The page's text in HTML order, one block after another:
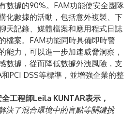
數據的90%。FAM功能使安全團隊
化數據的活動，包括意外複製、下
天記錄、媒體檔案和應用程式日誌
檔案。FAM功能同時具備即時警
能力，可以進一步加速威脅洞察，
數據，從而降低數據外洩風險，支
和PCI DSS等標準，並增強企業的整
工程師Leila KUNTAR表示，
決了混合環境中的盲點等關鍵挑